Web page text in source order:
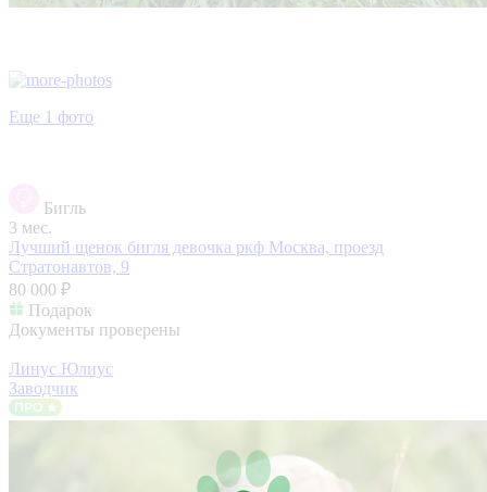
Еще 1 фото
Бигль
3 мес.
Лучший щенок бигля девочка ркф Москва, проезд
Стратонавтов, 9
80 000 ₽
Подарок
Документы проверены
Линус Юлиус
Заводчик